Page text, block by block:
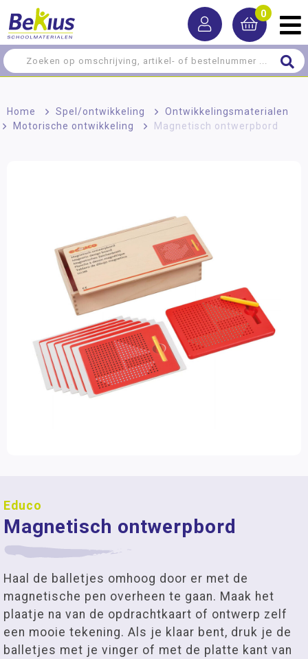
0
Home > Spel/ontwikkeling > Ontwikkelingsmaterialen
Motorische ontwikkeling
> Magnetisch ontwerpbord
Educo
Magnetisch ontwerpbord
Haal de balletjes omhoog door er met de
magnetische pen overheen te gaan. Maak het
plaatje na van de opdrachtkaart of ontwerp zelf
een mooie tekening. Als je klaar bent, druk je de
balletjes met je vinger of met de platte kant van